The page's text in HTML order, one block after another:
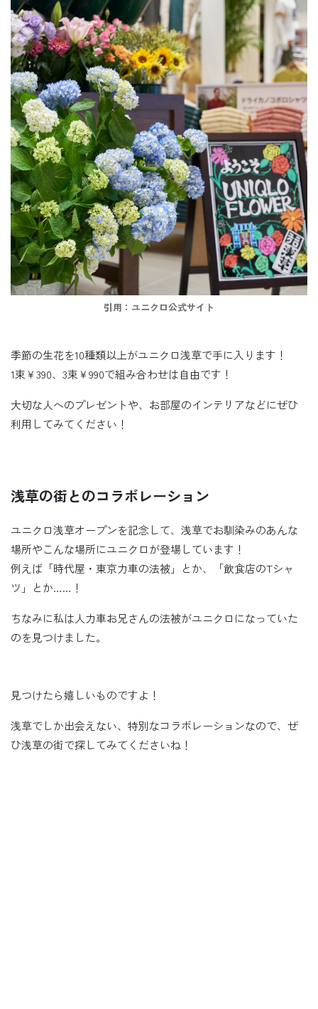
引用：ユニクロ公式サイト
季節の生花を10種類以上がユニクロ浅草で手に入ります！
1束￥390、3束￥990で組み合わせは自由です！
大切な人へのプレゼントや、お部屋のインテリアなどにぜひ
利用してみてください！
浅草の街とのコラボレーション
ユニクロ浅草オープンを記念して、浅草でお馴染みのあんな
場所やこんな場所にユニクロが登場しています！
例えば「時代屋・東京力車の法被」とか、「飲食店のTシャ
ツ」とか……！
ちなみに私は人力車お兄さんの法被がユニクロになっていた
のを見つけました。
見つけたら嬉しいものですよ！
浅草でしか出会えない、特別なコラボレーションなので、ぜ
ひ浅草の街で探してみてくださいね！